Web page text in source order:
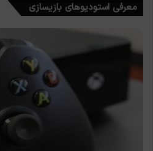
معرفی استودیوهای بازیسازی